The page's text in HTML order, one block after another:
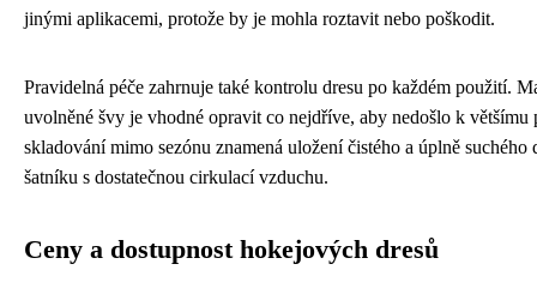
jinými aplikacemi, protože by je mohla roztavit nebo poškodit.
Pravidelná péče zahrnuje také kontrolu dresu po každém použití.
uvolněné švy je vhodné opravit co nejdříve, aby nedošlo k většímu
skladování mimo sezónu znamená uložení čistého a úplně suchého
šatníku s dostatečnou cirkulací vzduchu.
Ceny a dostupnost hokejových dresů